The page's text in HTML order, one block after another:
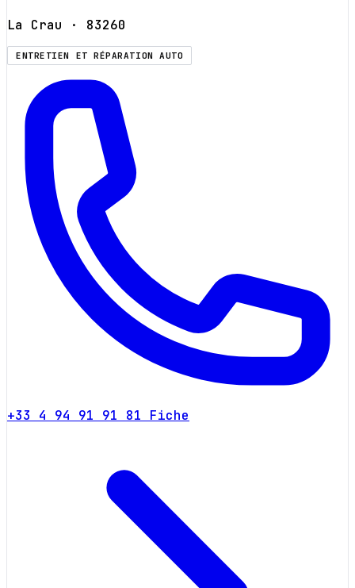
La Crau · 83260
ENTRETIEN ET RÉPARATION AUTO
+33 4 94 91 91 81 Fiche